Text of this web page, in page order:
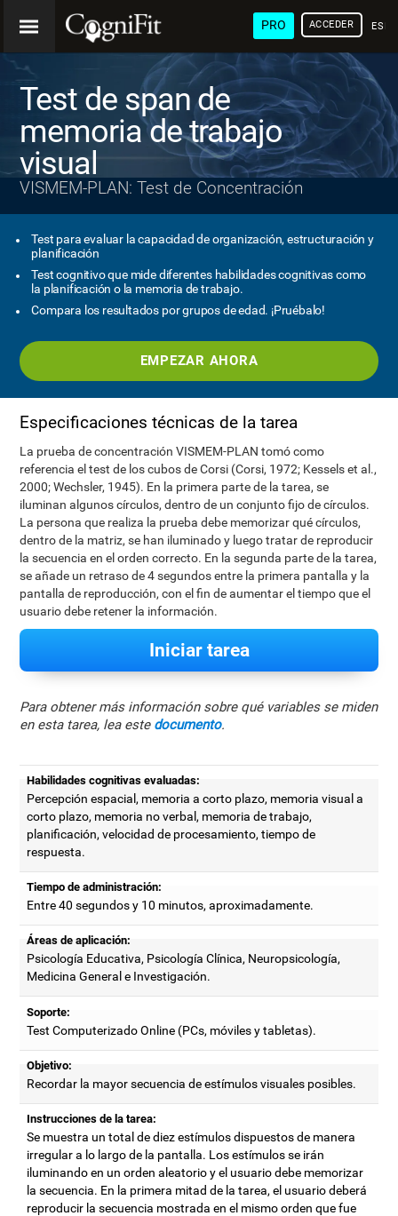
PRO ACCEDER
Test de span de
memoria de trabajo
visual
VISMEM-PLAN: Test de Concentración
Test para evaluar la capacidad de organización, estructuración y
planificación
Test cognitivo que mide diferentes habilidades cognitivas como
la planificación o la memoria de trabajo.
Compara los resultados por grupos de edad. ¡Pruébalo!
EMPEZAR AHORA
Especificaciones técnicas de la tarea
La prueba de concentración VISMEM-PLAN tomó como
referencia el test de los cubos de Corsi (Corsi, 1972; Kessels et al.,
2000; Wechsler, 1945). En la primera parte de la tarea, se
iluminan algunos círculos, dentro de un conjunto fijo de círculos.
La persona que realiza la prueba debe memorizar qué círculos,
dentro de la matriz, se han iluminado y luego tratar de reproducir
la secuencia en el orden correcto. En la segunda parte de la tarea,
se añade un retraso de 4 segundos entre la primera pantalla y la
pantalla de reproducción, con el fin de aumentar el tiempo que el
usuario debe retener la información.
Iniciar tarea
Para obtener más información sobre qué variables se miden
en esta tarea, lea este documento.
Habilidades cognitivas evaluadas:
Percepción espacial, memoria a corto plazo, memoria visual a
corto plazo, memoria no verbal, memoria de trabajo,
planificación, velocidad de procesamiento, tiempo de
respuesta.
Tiempo de administración:
Entre 40 segundos y 10 minutos, aproximadamente.
Áreas de aplicación:
Psicología Educativa, Psicología Clínica, Neuropsicología,
Medicina General e Investigación.
Soporte:
Test Computerizado Online (PCs, móviles y tabletas).
Objetivo:
Recordar la mayor secuencia de estímulos visuales posibles.
Instrucciones de la tarea:
Se muestra un total de diez estímulos dispuestos de manera
irregular a lo largo de la pantalla. Los estímulos se irán
iluminando en un orden aleatorio y el usuario debe memorizar
la secuencia. En la primera mitad de la tarea, el usuario deberá
reproducir la secuencia mostrada en el mismo orden que fue